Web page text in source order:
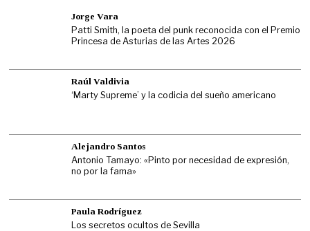
Jorge Vara
Patti Smith, la poeta del punk reconocida con el Premio
Princesa de Asturias de las Artes 2026
Raúl Valdivia
‘Marty Supreme’ y la codicia del sueño americano
Alejandro Santos
Antonio Tamayo: «Pinto por necesidad de expresión,
no por la fama»
Paula Rodríguez
Los secretos ocultos de Sevilla